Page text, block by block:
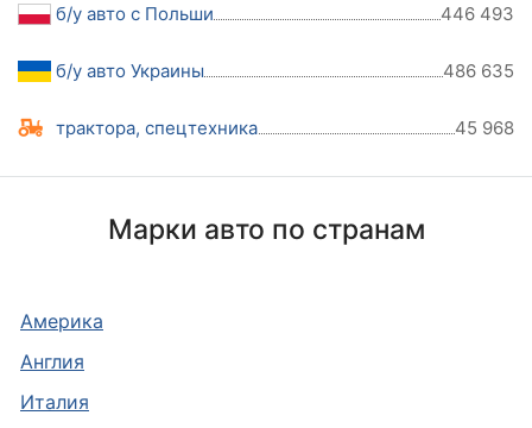
б/у авто с Польши 446 493
б/у авто Украины 486 635
трактора, спецтехника 45 968
Марки авто по странам
Америка
Англия
Италия